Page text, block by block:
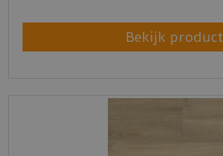
Bekijk product